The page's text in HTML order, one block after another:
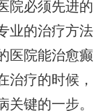
院必须先进的
业的治疗方法
医院能治愈癫
治疗的时候，
关键的一步。